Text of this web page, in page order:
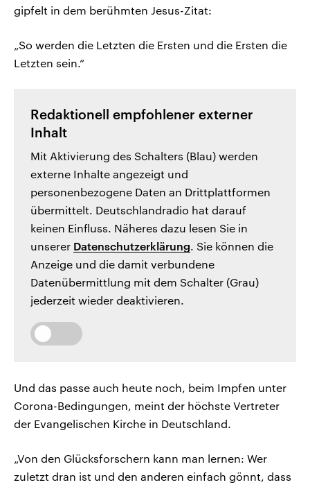
gipfelt in dem berühmten Jesus-Zitat:
„So werden die Letzten die Ersten und die Ersten die
Letzten sein.“
Redaktionell empfohlener externer
Inhalt
Mit Aktivierung des Schalters (Blau) werden
externe Inhalte angezeigt und
personenbezogene Daten an Drittplattformen
übermittelt. Deutschlandradio hat darauf
keinen Einfluss. Näheres dazu lesen Sie in
unserer Datenschutzerklärung. Sie können die
Anzeige und die damit verbundene
Datenübermittlung mit dem Schalter (Grau)
jederzeit wieder deaktivieren.
Und das passe auch heute noch, beim Impfen unter
Corona-Bedingungen, meint der höchste Vertreter
der Evangelischen Kirche in Deutschland.
„Von den Glücksforschern kann man lernen: Wer
zuletzt dran ist und den anderen einfach gönnt, dass